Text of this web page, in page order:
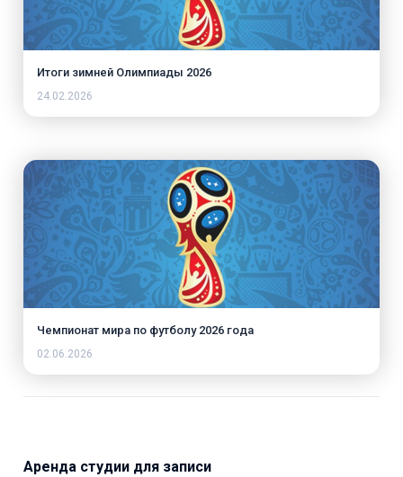
Итоги зимней Олимпиады 2026
24.02.2026
Чемпионат мира по футболу 2026 года
02.06.2026
Аренда студии для записи